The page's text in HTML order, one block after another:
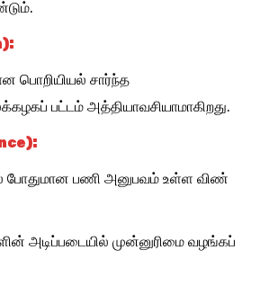
:
பொறியியல் சார்ந்த
பட்டம் அத்தியாவசியாமாகிறது.
:
போதுமான பணி அனுபவம் உள்ள விண்
அடிப்படையில் முன்னுரிமை வழங்கப்